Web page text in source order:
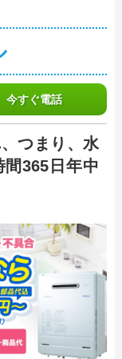
今すぐ電話
つまり、水
365日年中